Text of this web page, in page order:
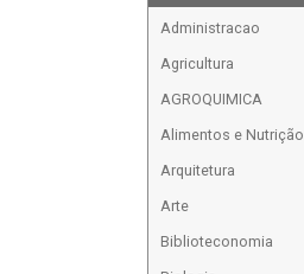
Administracao
Agricultura
AGROQUIMICA
Alimentos e Nutrição
Arquitetura
Arte
Biblioteconomia